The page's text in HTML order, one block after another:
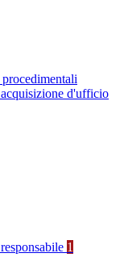
d'ufficio
1